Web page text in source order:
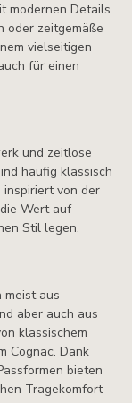
modernen Details.
oder zeitgemäße
vielseitigen
für einen
und zeitlose
häufig klassisch
inspiriert von der
Wert auf
Stil legen.
aus
aber auch aus
klassischem
Cognac. Dank
bieten
Tragekomfort –